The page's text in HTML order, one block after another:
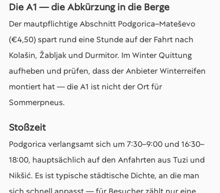
Die A1 — die Abkürzung in die Berge
Der mautpflichtige Abschnitt Podgorica–Mateševo
(€4,50) spart rund eine Stunde auf der Fahrt nach
Kolašin, Žabljak und Durmitor. Im Winter Quittung
aufheben und prüfen, dass der Anbieter Winterreifen
montiert hat — die A1 ist nicht der Ort für
Sommerpneus.
Stoßzeit
Podgorica verlangsamt sich um 7:30–9:00 und 16:30–
18:00, hauptsächlich auf den Anfahrten aus Tuzi und
Nikšić. Es ist typische städtische Dichte, an die man